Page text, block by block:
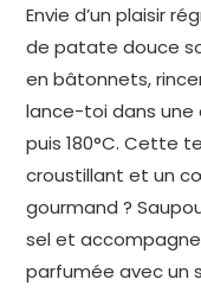
Envie d’un plaisir
de patate douce
en bâtonnets,
lance-toi dans une
puis 180°C. Cette
croustillant et un
gourmand ?
sel et
parfumée avec un